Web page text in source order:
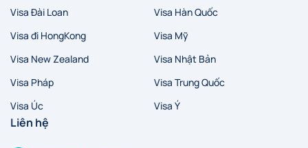
Visa Đài Loan
Visa Hàn Quốc
Visa đi HongKong
Visa Mỹ
Visa New Zealand
Visa Nhật Bản
Visa Pháp
Visa Trung Quốc
Visa Úc
Visa Ý
Liên hệ